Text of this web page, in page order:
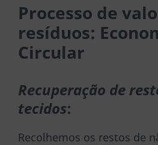
Processo de
resíduos:
Circular
Recuperação de
tecidos:
Recolhemos os restos de